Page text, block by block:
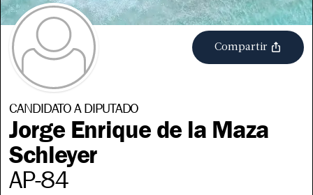
CANDIDATO A DIPUTADO
Jorge Enrique de la Maza
Schleyer
AP-84
Compartir